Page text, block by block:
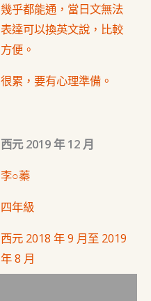
幾乎都能通，當日文無法
表達可以換英文說，比較
方便。
很累，要有心理準備。
西元 2019 年 12 月
李○蓁
四年級
西元 2018 年 9 月至 2019
年 8 月